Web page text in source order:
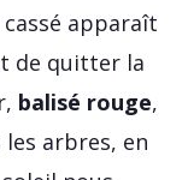
apparaît
de quitter la
balisé rouge,
arbres, en